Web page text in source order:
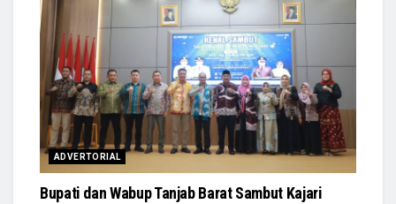
ADVERTORIAL
Bupati dan Wabup Tanjab Barat Sambut Kajari